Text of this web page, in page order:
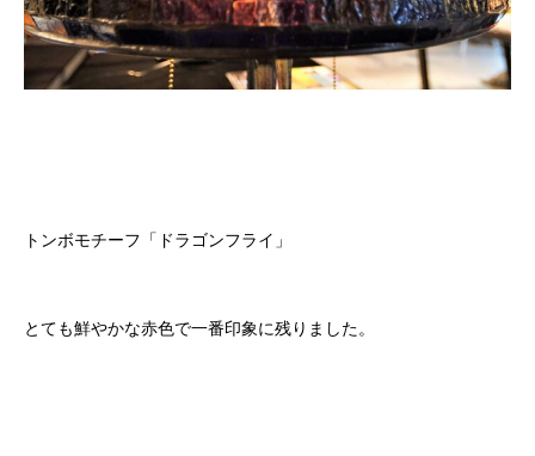
トンボモチーフ「ドラゴンフライ」
とても鮮やかな赤色で一番印象に残りました。